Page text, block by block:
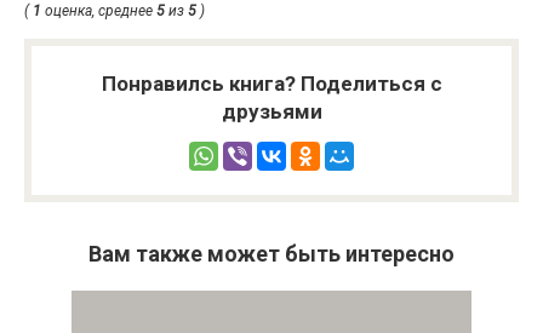
( 1 оценка, среднее 5 из 5 )
Понравилсь книга? Поделиться с
друзьями
Вам также может быть интересно